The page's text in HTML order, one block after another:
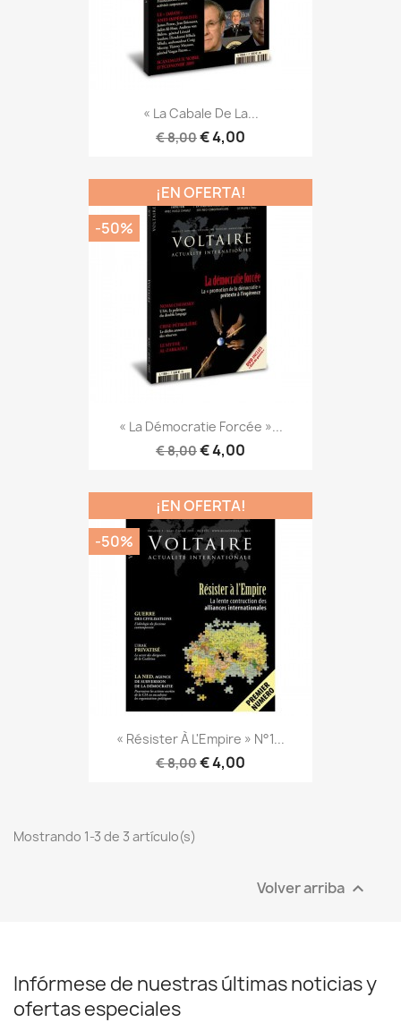
« La Cabale De La...
€ 8,00€ 4,00
« La Démocratie Forcée »...
€ 8,00€ 4,00
¡EN OFERTA!
-50%
« Résister À L'Empire » N°1...
€ 8,00€ 4,00
¡EN OFERTA!
-50%
Mostrando 1-3 de 3 artículo(s)
Volver arriba 
Infórmese de nuestras últimas noticias y
ofertas especiales